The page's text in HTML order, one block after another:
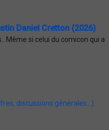
Daniel Cretton (2026)
si celui du comicon qui a
discussions générales...)